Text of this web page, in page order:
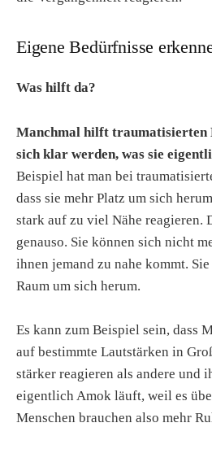
Eigene Bedürfnisse
Was hilft da?
Manchmal hilft traumatisierten
sich klar werden, was sie
Beispiel hat man bei
dass sie mehr Platz um sich
stark auf zu viel Nähe reagieren.
genauso. Sie können sich nicht
ihnen jemand zu nahe kommt.
Raum um sich herum.
Es kann zum Beispiel sein, dass
auf bestimmte Lautstärken in
stärker reagieren als andere und
eigentlich Amok läuft, weil es
Menschen brauchen also mehr